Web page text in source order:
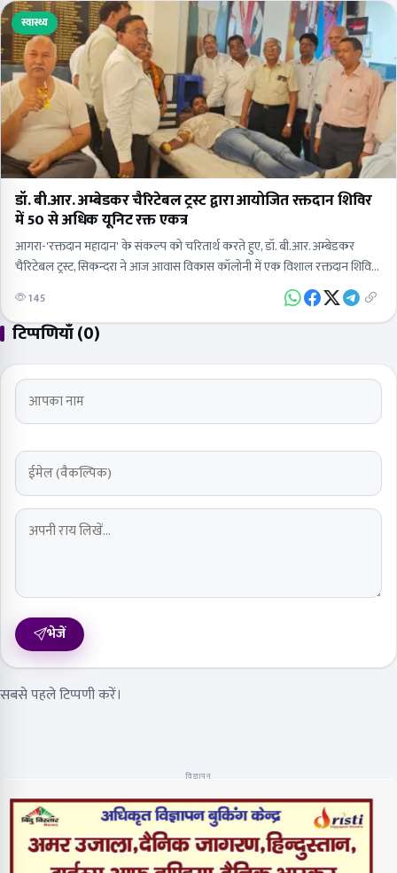
स्वास्थ्य
डॉ. बी.आर. अम्बेडकर चैरिटेबल ट्रस्ट द्वारा आयोजित रक्तदान शिविर
में 50 से अधिक यूनिट रक्त एकत्र
​आगरा-'रक्तदान महादान' के संकल्प को चरितार्थ करते हुए, डॉ. बी.आर. अम्बेडकर
चैरिटेबल ट्रस्ट, सिकन्दरा ने आज आवास विकास कॉलोनी में एक विशाल रक्तदान शिविर
का आयोजन किया। इस…
145
टिप्पणियाँ (0)
भेजें
सबसे पहले टिप्पणी करें।
विज्ञापन